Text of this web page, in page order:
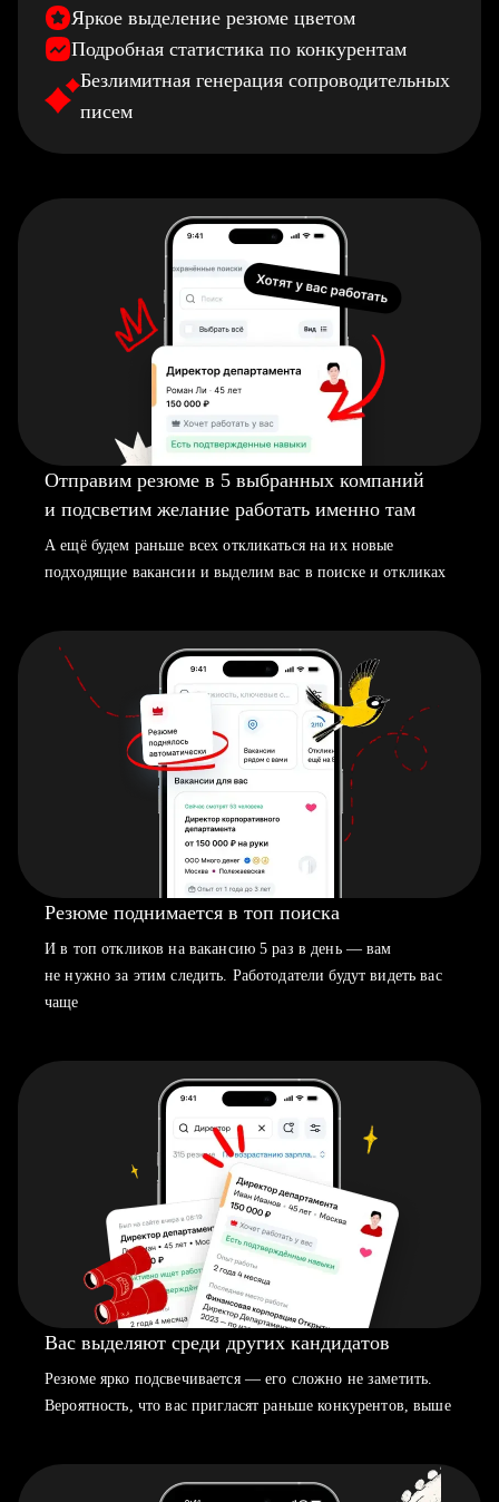
Яркое выделение резюме цветом
Подробная статистика по конкурентам
Безлимитная генерация сопроводительных
писем
Отправим резюме в 5 выбранных компаний
и подсветим желание работать именно там
А ещё будем раньше всех откликаться на их новые
подходящие вакансии и выделим вас в поиске и откликах
Резюме поднимается в топ поиска
И в топ откликов на вакансию 5 раз в день — вам
не нужно за этим следить. Работодатели будут видеть вас
чаще
Вас выделяют среди других кандидатов
Резюме ярко подсвечивается — его сложно не заметить.
Вероятность, что вас пригласят раньше конкурентов, выше